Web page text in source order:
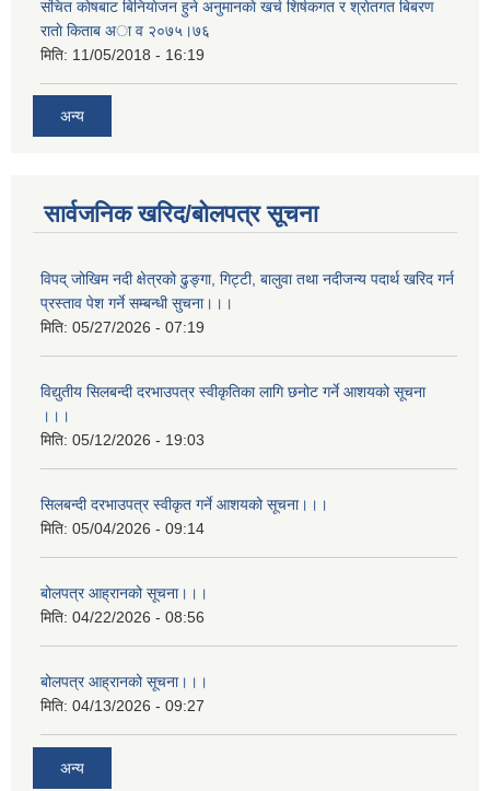
संचित काेषबाट बिनियाेजन हुने अनुमानकाे खर्च शिर्षकगत र श्राेतगत बिबरण
राताे किताब अा‍ व २‍०७५।७६
मिति: 11/05/2018 - 16:19
अन्य
सार्वजनिक खरिद/बोलपत्र सूचना
विपद् जोखिम नदी क्षेत्रको ढुङ्गा, गिट्टी, बालुवा तथा नदीजन्य पदार्थ खरिद गर्न
प्रस्ताव पेश गर्ने सम्बन्धी सुचना।।।
मिति: 05/27/2026 - 07:19
विद्युतीय सिलबन्दी दरभाउपत्र स्वीकृतिका लागि छनोट गर्ने आशयको सूचना
।।।
मिति: 05/12/2026 - 19:03
सिलबन्दी दरभाउपत्र स्वीकृत गर्ने आशयको सूचना।।।
मिति: 05/04/2026 - 09:14
बोलपत्र आह्रानको सूचना।।।
मिति: 04/22/2026 - 08:56
बोलपत्र आह्रानको सूचना।।।
मिति: 04/13/2026 - 09:27
अन्य